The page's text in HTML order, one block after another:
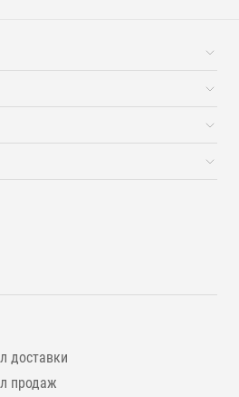
доставки
продаж